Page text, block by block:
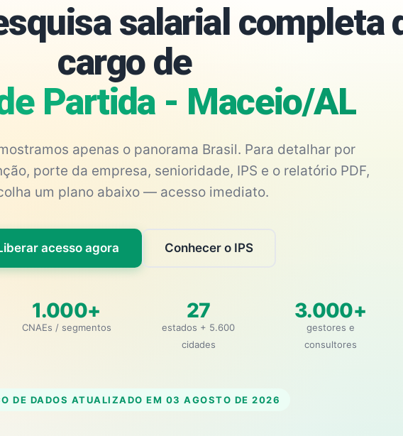
salarial completa
cargo de
Partida - Maceio/AL
apenas o panorama Brasil. Para detalhar por
porte da empresa, senioridade, IPS e o relatório PDF,
um plano abaixo — acesso imediato.
acesso agora Conhecer o IPS
1.000+
CNAEs / segmentos
27
estados + 5.600
cidades
3.000+
gestores e
consultores
DE DADOS ATUALIZADO EM 03 AGOSTO DE 2026